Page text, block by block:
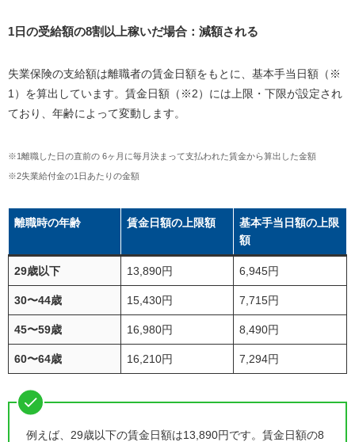
1日の受給額の8割以上稼いだ場合：減額される
失業保険の支給額は離職者の賃金日額をもとに、基本手当日額（ ※
1 ）を算出しています。賃金日額（ ※2）には上限・下限が設定され
ており、年齢によって変動します。
※1離職した日の直前の6ヶ月に毎月決まって支払われた賃金から算出した金額
※2失業給付金の1 日あたりの金額
離職時の年齢 賃金日額の上限額
基本手当日額の上限
額
29歳以下 13,890円 6,945円
30〜44歳 15,430円 7,715円
45〜59歳 16,980円 8,490円
60〜64歳 16,210円 7,294円
例えば、 29歳以下の賃金日額は13,890円です。賃金日額の8